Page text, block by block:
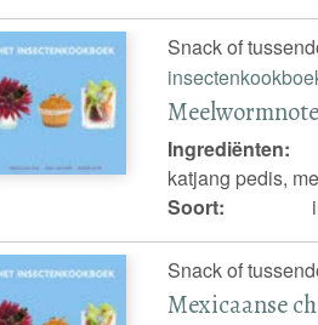
Snack of
Ingrediënten:
katjang pedis,
Soort:
Snack of
Mexicaanse